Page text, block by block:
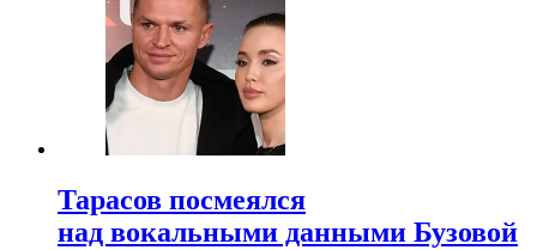
Тарасов посмеялся
над вокальными данными Бузовой